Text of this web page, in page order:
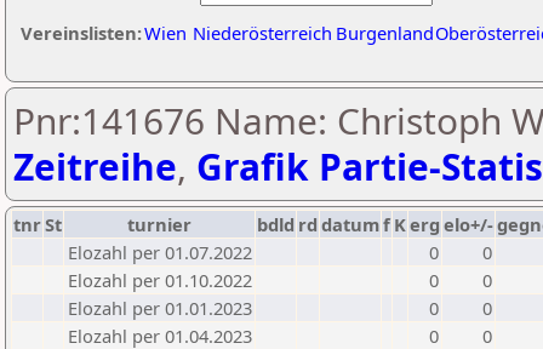
Vereinslisten:Wien Niederösterreich Burgenland
Pnr:141676 Name: Christoph
Zeitreihe, Grafik Partie-
tnrSt turnier bdld rd datumf Kerg elo+/-
Elozahl per 01.07.2022
0
0
Elozahl per 01.10.2022
0
0
Elozahl per 01.01.2023
0
0
Elozahl per 01.04.2023
0
0